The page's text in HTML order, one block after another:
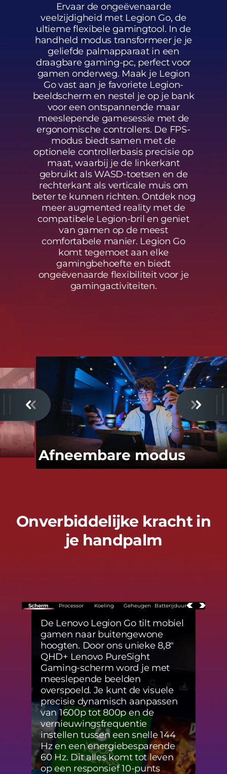
Ervaar de ongeëvenaarde
veelzijdigheid met Legion Go, de
ultieme flexibele gamingtool. In de
handheld modus transformeer je je
geliefde palmapparaat in een
draagbare gaming-pc, perfect voor
gamen onderweg. Maak je Legion
Go vast aan je favoriete Legion-
beeldscherm en nestel je op je bank
voor een ontspannende maar
meeslepende gamesessie met de
ergonomische controllers. De FPS-
modus biedt samen met de
optionele controllerbasis precisie op
maat, waarbij je de linkerkant
gebruikt als WASD-toetsen en de
rechterkant als verticale muis om
beter te kunnen richten. Ontdek nog
meer augmented reality met de
compatibele Legion-bril en geniet
van gamen op de meest
comfortabele manier. Legion Go
komt tegemoet aan elke
gamingbehoefte en biedt
ongeëvenaarde flexibiliteit voor je
gamingactiviteiten.
Afneembare modus
Onverbiddelijke kracht in
je handpalm
Scherm Processor Koeling Geheugen Batterijduur
De Lenovo Legion Go tilt mobiel
gamen naar buitengewone
hoogten. Door ons unieke 8,8"
QHD+ Lenovo PureSight
Gaming-scherm word je met
meeslepende beelden
overspoeld. Je kunt de visuele
precisie dynamisch aanpassen
van 1600p tot 800p en de
vernieuwingsfrequentie
instellen tussen een snelle 144
Hz en een energiebesparende
60 Hz. Dit alles komt tot leven
op een responsief 10-punts